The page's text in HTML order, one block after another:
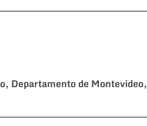
Departamento de Montevideo,